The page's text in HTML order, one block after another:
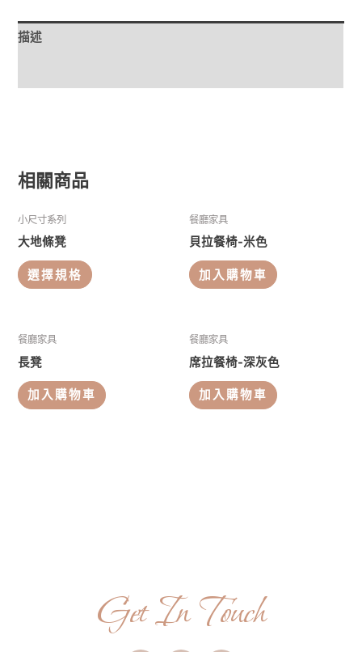
描述
相關商品
小尺寸系列
大地條凳
選擇規格
餐廳家具
貝拉餐椅-米色
加入購物車
餐廳家具
長凳
加入購物車
餐廳家具
席拉餐椅-深灰色
加入購物車
Get In Touch